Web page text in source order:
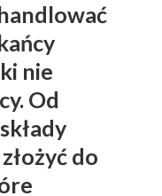
nie
Od
do